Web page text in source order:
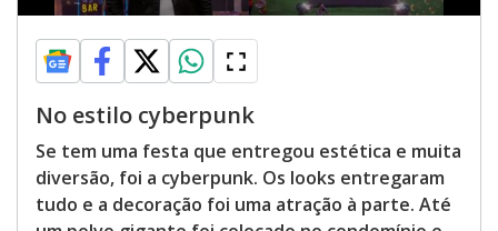
No estilo cyberpunk
Se tem uma festa que entregou estética e muita
diversão, foi a cyberpunk. Os looks entregaram
tudo e a decoração foi uma atração à parte. Até